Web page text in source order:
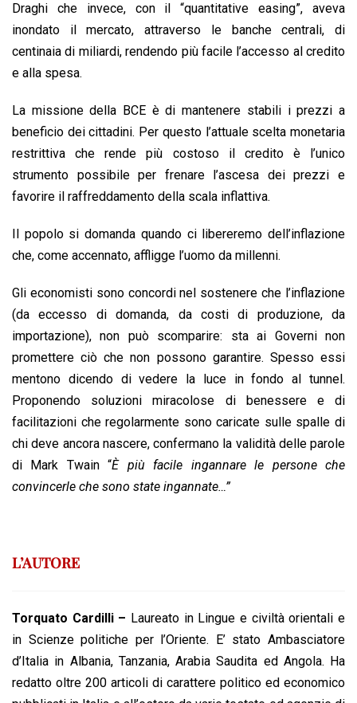
Draghi che invece, con il “quantitative easing”, aveva
inondato il mercato, attraverso le banche centrali, di
centinaia di miliardi, rendendo più facile l’accesso al credito
e alla spesa.
La missione della BCE è di mantenere stabili i prezzi a
beneficio dei cittadini. Per questo l’attuale scelta monetaria
restrittiva che rende più costoso il credito è l’unico
strumento possibile per frenare l’ascesa dei prezzi e
favorire il raffreddamento della scala inflattiva.
Il popolo si domanda quando ci libereremo dell’inflazione
che, come accennato, affligge l’uomo da millenni.
Gli economisti sono concordi nel sostenere che l’inflazione
(da eccesso di domanda, da costi di produzione, da
importazione), non può scomparire: sta ai Governi non
promettere ciò che non possono garantire. Spesso essi
mentono dicendo di vedere la luce in fondo al tunnel.
Proponendo soluzioni miracolose di benessere e di
facilitazioni che regolarmente sono caricate sulle spalle di
chi deve ancora nascere, confermano la validità delle parole
di Mark Twain “È più facile ingannare le persone che
convincerle che sono state ingannate…”
L’AUTORE
Torquato Cardilli – Laureato in Lingue e civiltà orientali e
in Scienze politiche per l’Oriente. E’ stato Ambasciatore
d’Italia in Albania, Tanzania, Arabia Saudita ed Angola. Ha
redatto oltre 200 articoli di carattere politico ed economico